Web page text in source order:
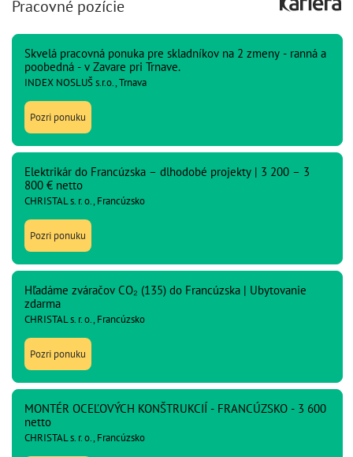
Pracovné pozície
Skvelá pracovná ponuka pre skladníkov na 2 zmeny - ranná a
poobedná - v Zavare pri Trnave.
INDEX NOSLUŠ s.r.o., Trnava
Pozri ponuku
Elektrikár do Francúzska – dlhodobé projekty | 3 200 – 3
800 € netto
CHRISTAL s. r. o., Francúzsko
Pozri ponuku
Hľadáme zváračov CO₂ (135) do Francúzska | Ubytovanie
zdarma
CHRISTAL s. r. o., Francúzsko
Pozri ponuku
MONTÉR OCEĽOVÝCH KONŠTRUKCIÍ - FRANCÚZSKO - 3 600
netto
CHRISTAL s. r. o., Francúzsko